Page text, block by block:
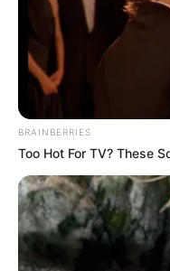
BRAINBERRIES
Too Hot For TV? These